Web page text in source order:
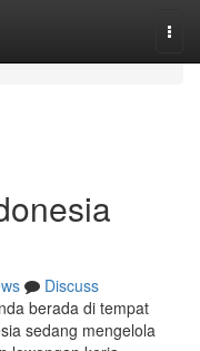
Discuss
berada di tempat
sedang mengelola